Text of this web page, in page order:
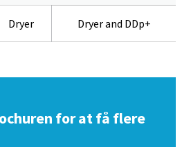
Dryer Dryer and DDp+
for at få flere